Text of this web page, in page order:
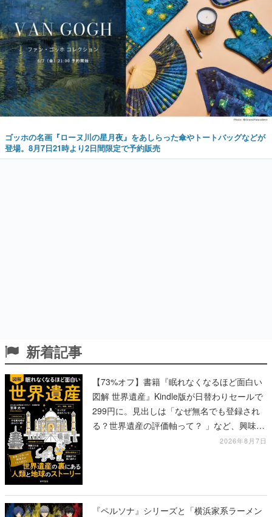
ゴッホの名画『ローヌ川の星月夜』をあしらった傘やトートバッグなどが
登場。8月7日21時より2日間限定で予約販売
新着記事
【73%オフ】書籍『眠れなくなるほど面白い
図解 世界遺産』Kindle版が日替わりセールで
299円に。見出しは「なぜ無名でも登録され
る？世界遺産の評価軸って？ 」など、興味を
2026年8月7日
『ペルソナ』シリーズと「横浜家系ラーメン